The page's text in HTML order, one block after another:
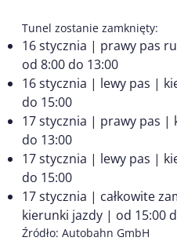
Tunel zostanie zamknięty:
16 stycznia | prawy pas
od 8:00 do 13:00
16 stycznia | lewy pas |
do 15:00
17 stycznia | prawy pas |
do 13:00
17 stycznia | lewy pas |
do 15:00
17 stycznia | całkowite
kierunki jazdy | od 15:00
Źródło: Autobahn GmbH